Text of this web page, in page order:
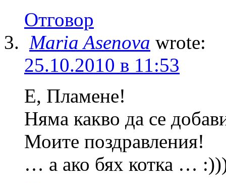
Отговор
Maria Asenova wrote:
25.10.2010 в 11:53
Е, Пламене!
Няма какво да се
Моите поздравления!
… а ако бях котка …